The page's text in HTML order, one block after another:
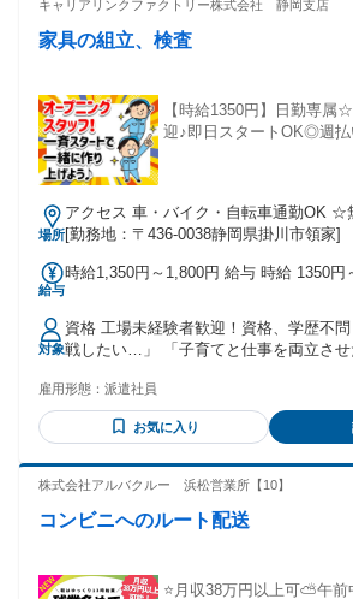
イバーの経験がある方 ＊運送業・運送会
キャリアリンクファクトリー株式会社 静岡支店
家具の組立、検査
【時給1350円】日勤専属
迎♪即日スタートOK◎週
場所
アクセス 車・バイク・自転車通勤OK ☆
[勤務地：〒436-0038静岡県掛川市領家]
給与
時給1,350円～1,800円 給与 時給 1350円
最短2時間でお給料get！24時間コンビニで
通費：交通費支給 交通費規定支給（月3
対象
資格 工場未経験者歓迎！資格、学歴不
戦したい…」 「子育てと仕事を両立さ
持ちの方はぜひご相談ください。 履歴書・志望動機不要☆私
服でOK！ 電話、WEB、LINEで求人の
ご応募ください！
雇用形態： 派遣社員
お気に入り
株式会社アルバクルー 浜松営業所【10】
コンビニへのルート配送
⭐月収38万円以上可⛅午